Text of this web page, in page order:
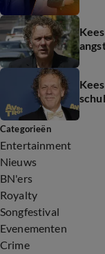
Categorieën
Entertainment
Nieuws
BN'ers
Royalty
Songfestival
Evenementen
Crime